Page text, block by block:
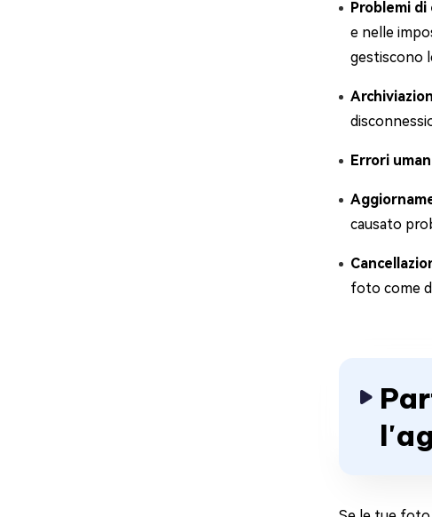
Problemi
e nelle
gestiscono
Errori
causato
foto come